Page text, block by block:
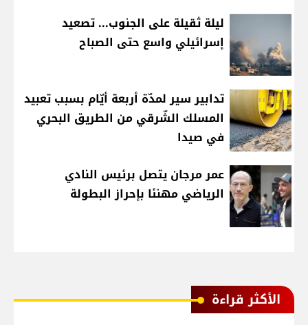
ليلة ثقيلة على الجنوب... تصعيد
إسرائيلي واسع حتى الصباح
تدابير سير لمدّة أربعة أيّام بسبب تعبيد
المسلك الشّرقي من الطريق البحري
في صيدا
عمر مرجان يتصل برئيس النادي
الرياضي مهنئا بإحراز البطولة
الأكثر قراءة